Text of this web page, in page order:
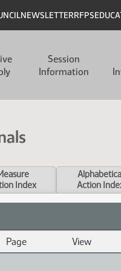
NEWSLETTERRFPS
Session
Information
Index
Action
Page
View